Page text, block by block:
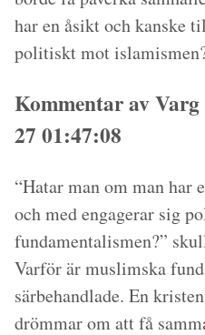
har en åsikt och kanske
politiskt mot
Kommentar av
27 01:47:08
“Hatar man om man har
och med engagerar sig
fundamentalismen?”
Varför är muslimska
särbehandlade. En
drömmar om att få